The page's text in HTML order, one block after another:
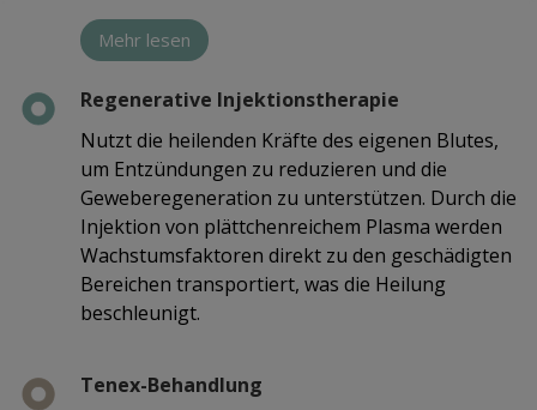
Mehr lesen
Regenerative Injektionstherapie
Nutzt die heilenden Kräfte des eigenen Blutes,
um Entzündungen zu reduzieren und die
Geweberegeneration zu unterstützen. Durch die
Injektion von plättchenreichem Plasma werden
Wachstumsfaktoren direkt zu den geschädigten
Bereichen transportiert, was die Heilung
beschleunigt.
Tenex-Behandlung